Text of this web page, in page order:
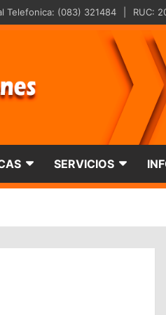
Telefonica: (083) 321484 RUC:
Y
SERVICIOS